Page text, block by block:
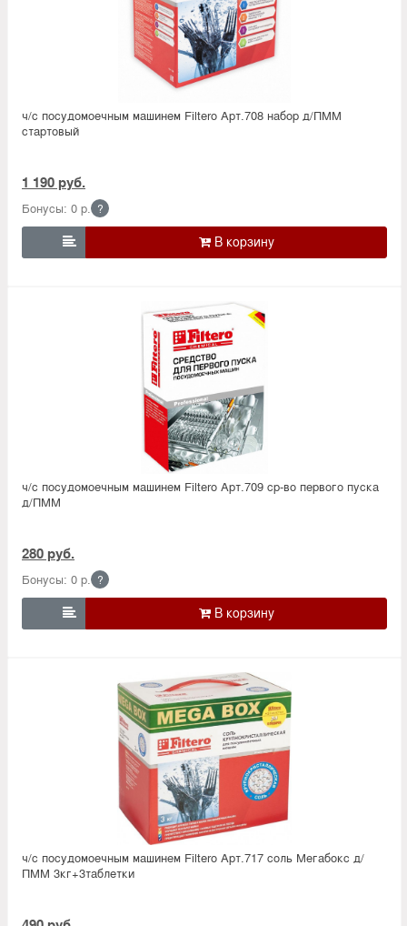
ч/с посудомоечным машинем Filtero Арт.708 набор д/ПММ
стартовый
1 190 руб.
Бонусы: 0 р. ?

ч/с посудомоечным машинем Filtero Арт.709 ср-во первого пуска
д/ПММ
280 руб.
Бонусы: 0 р. ?

ч/с посудомоечным машинем Filtero Арт.717 соль Мегабокс д/
ПММ 3кг+3таблетки